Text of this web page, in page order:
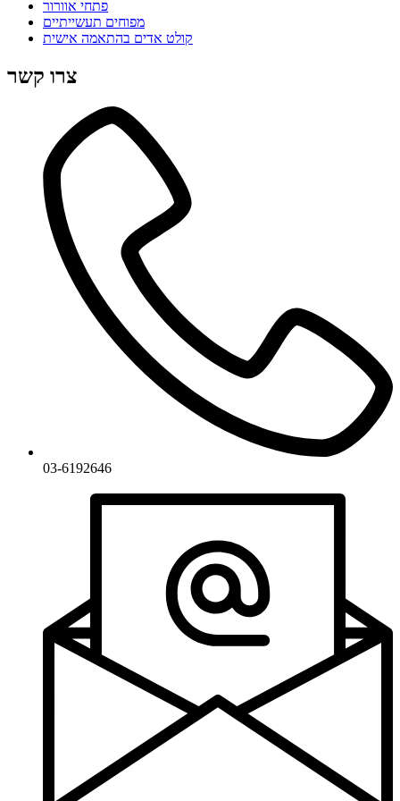
פתחי אוורור
מפוחים תעשייתיים
קולט אדים בהתאמה אישית
צרו קשר
03-6192646